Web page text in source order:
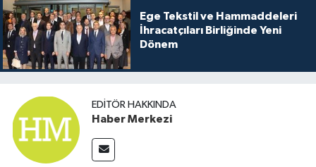
Ege Tekstil ve Hammaddeleri
İhracatçıları Birliğinde Yeni
Dönem
EDITÖR HAKKINDA
Haber Merkezi